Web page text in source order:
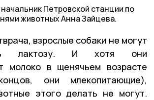
Петровской станции по
животных Анна Зайцева.
взрослые собаки не могут
лактозу. И хотя они
молоко в щенячьем возрасте
они млекопитающие),
этого делать не могут.